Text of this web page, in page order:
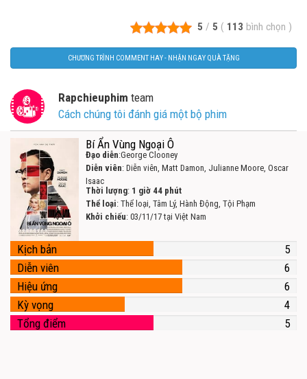
5 / 5 ( 113 bình chọn )
CHƯƠNG TRÌNH COMMENT HAY - NHẬN NGAY QUÀ TẶNG
Rapchieuphim team
Cách chúng tôi đánh giá một bộ phim
Bí Ẩn Vùng Ngoại Ô
Đạo diễn:George Clooney
Diễn viên: Diễn viên, Matt Damon, Julianne Moore, Oscar
Isaac
Thời lượng: 1 giờ 44 phút
Thể loại: Thể loại, Tâm Lý, Hành Động, Tội Phạm
Khởi chiếu: 03/11/17 tại Việt Nam
Kịch bản
5
Diễn viên
6
Hiệu ứng
6
Kỳ vọng
4
Tổng điểm
5